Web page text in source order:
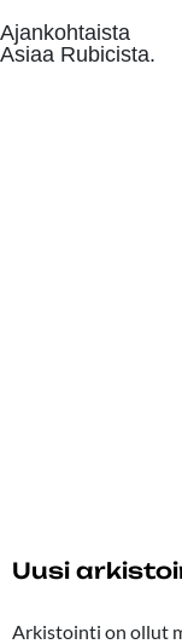
Ajankohtaista
Asiaa Rubicista.
Uusi
Arkistointi on ollut